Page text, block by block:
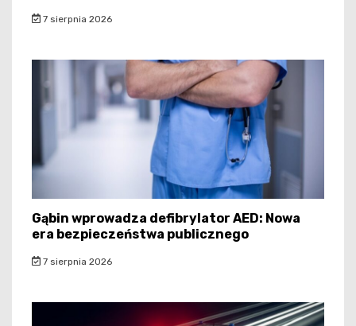
7 sierpnia 2026
Gąbin wprowadza defibrylator AED: Nowa
era bezpieczeństwa publicznego
7 sierpnia 2026